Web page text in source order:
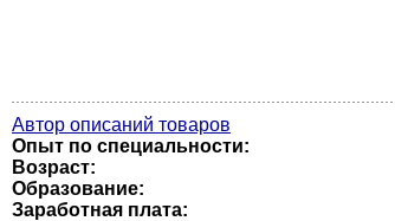
Автор описаний товаров
Опыт по специальности:
Возраст:
Образование:
Заработная плата: